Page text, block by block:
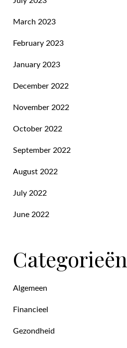
March 2023
February 2023
January 2023
December 2022
November 2022
October 2022
September 2022
August 2022
July 2022
June 2022
Categorieën
Algemeen
Financieel
Gezondheid